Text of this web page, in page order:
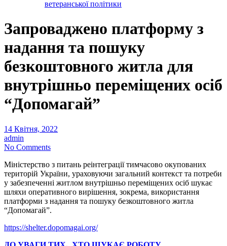
ветеранської політики
Запроваджено платформу з
надання та пошуку
безкоштовного житла для
внутрішньо переміщених осіб
“Допомагай”
14 Квітня, 2022
admin
No Comments
Міністерство з питань реінтеграції тимчасово окупованих
територій України, ураховуючи загальний контекст та потреби
у забезпеченні житлом внутрішньо переміщених осіб шукає
шляхи оперативного вирішення, зокрема, використання
платформи з надання та пошуку безкоштовного житла
“Допомагай”.
https://shelter.dopomagai.org/